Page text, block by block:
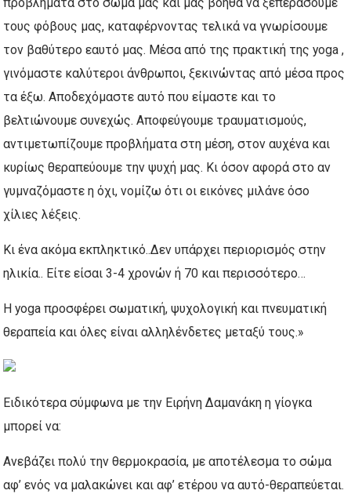
τους φόβους μας, καταφέρνοντας τελικά να γνωρίσουμε
τον βαθύτερο εαυτό μας. Μέσα από της πρακτική της yoga ,
γινόμαστε καλύτεροι άνθρωποι, ξεκινώντας από μέσα προς
τα έξω. Αποδεχόμαστε αυτό που είμαστε και το
βελτιώνουμε συνεχώς. Αποφεύγουμε τραυματισμούς,
αντιμετωπίζουμε προβλήματα στη μέση, στον αυχένα και
κυρίως θεραπεύουμε την ψυχή μας. Κι όσον αφορά στο αν
γυμναζόμαστε η όχι, νομίζω ότι οι εικόνες μιλάνε όσο
χίλιες λέξεις.
Κι ένα ακόμα εκπληκτικό..Δεν υπάρχει περιορισμός στην
ηλικία.. Είτε είσαι 3-4 χρονών ή 70 και περισσότερο…
Η yoga προσφέρει σωματική, ψυχολογική και πνευματική
θεραπεία και όλες είναι αλληλένδετες μεταξύ τους.»
Ειδικότερα σύμφωνα με την Ειρήνη Δαμανάκη η γίογκα
μπορεί να:
Ανεβάζει πολύ την θερμοκρασία, με αποτέλεσμα το σώμα
αφ’ ενός να μαλακώνει και αφ’ ετέρου να αυτό-θεραπεύεται.